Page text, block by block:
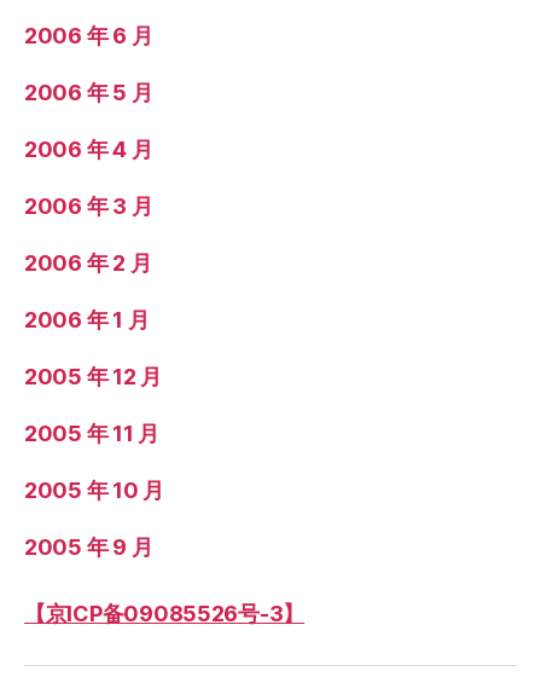
2006 年 6 月
2006 年 5 月
2006 年 4 月
2006 年 3 月
2006 年 2 月
2006 年 1 月
2005 年 12 月
2005 年 11 月
2005 年 10 月
2005 年 9 月
【京ICP备09085526号-3】